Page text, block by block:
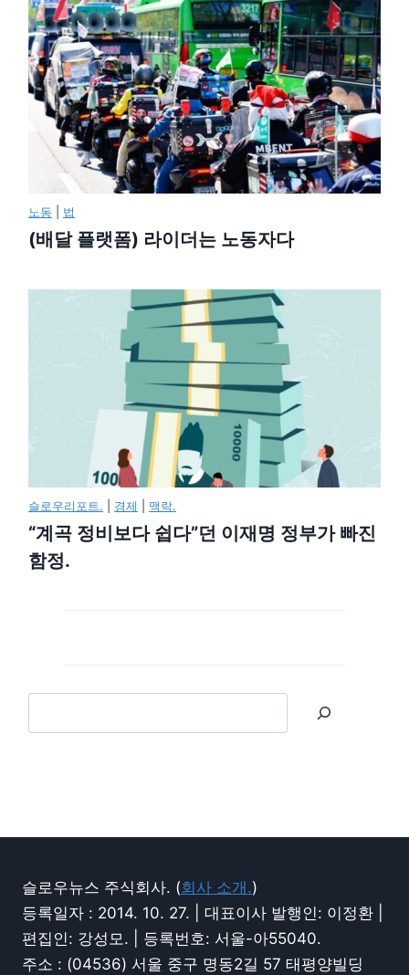
노동 법
(배달 플랫폼) 라이더는 노동자다
슬로우리포트. 경제 맥락.
“계곡 정비보다 쉽다”던 이재명 정부가 빠진
함정.
슬로우뉴스 주식회사. (회사 소개.)
등록일자 : 2014. 10. 27. | 대표이사 발행인: 이정환 |
편집인: 강성모. | 등록번호: 서울-아55040.
주소 : (04536) 서울 중구 명동2길 57 태평양빌딩